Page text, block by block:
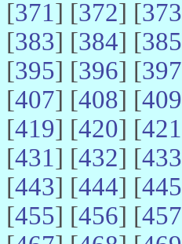
[371] [372] [373
[383] [384] [385
[395] [396] [397
[407] [408] [409
[419] [420] [421
[431] [432] [433
[443] [444] [445
[455] [456] [457